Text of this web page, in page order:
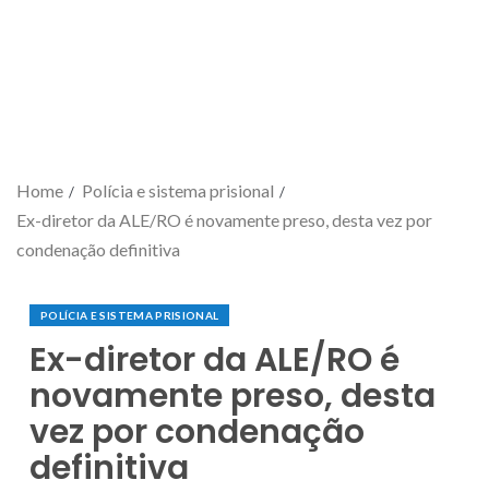
Home
Polícia e sistema prisional
Ex-diretor da ALE/RO é novamente preso, desta vez por
condenação definitiva
POLÍCIA E SISTEMA PRISIONAL
Ex-diretor da ALE/RO é
novamente preso, desta
vez por condenação
definitiva